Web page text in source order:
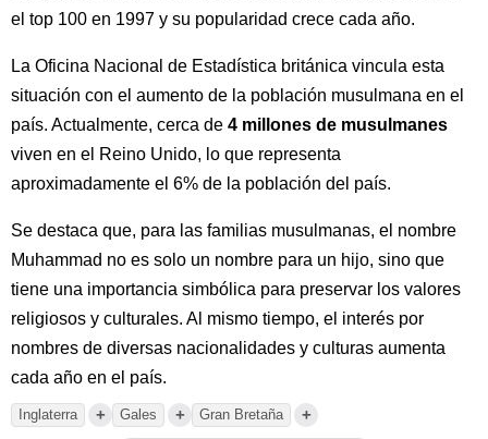
el top 100 en 1997 y su popularidad crece cada año.
La Oficina Nacional de Estadística británica vincula esta
situación con el aumento de la población musulmana en el
país. Actualmente, cerca de 4 millones de musulmanes
viven en el Reino Unido, lo que representa
aproximadamente el 6% de la población del país.
Se destaca que, para las familias musulmanas, el nombre
Muhammad no es solo un nombre para un hijo, sino que
tiene una importancia simbólica para preservar los valores
religiosos y culturales. Al mismo tiempo, el interés por
nombres de diversas nacionalidades y culturas aumenta
cada año en el país.
Inglaterra + Gales + Gran Bretaña +